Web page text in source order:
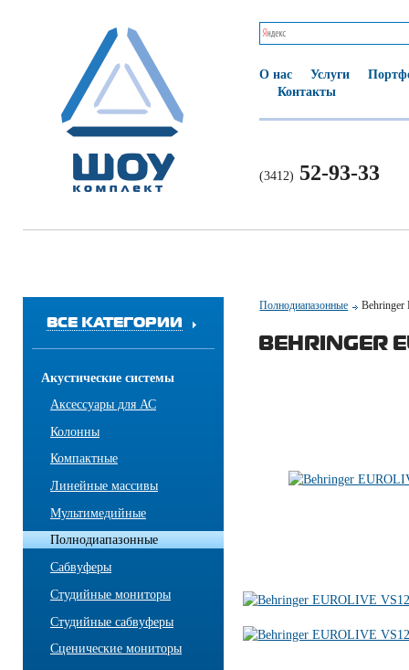
О нас Услуги
Контакты
(3412) 52-93-33
ВСЕ КАТЕГОРИИ
Акустические системы
Аксессуары для АС
Колонны
Компактные
Линейные массивы
Мультимедийные
Полнодиапазонные
Сабвуферы
Студийные мониторы
Студийные сабвуферы
Сценические мониторы
Полнодиапазонные
BEHRINGER